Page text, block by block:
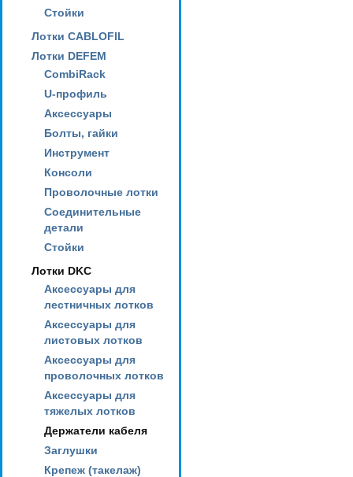
Стойки
Лотки CABLOFIL
Лотки DEFEM
CombiRack
U-профиль
Аксессуары
Болты, гайки
Инструмент
Консоли
Проволочные лотки
Соединительные
детали
Стойки
Лотки DKC
Аксессуары для
лестничных лотков
Аксессуары для
листовых лотков
Аксессуары для
проволочных лотков
Аксессуары для
тяжелых лотков
Держатели кабеля
Заглушки
Крепеж (такелаж)